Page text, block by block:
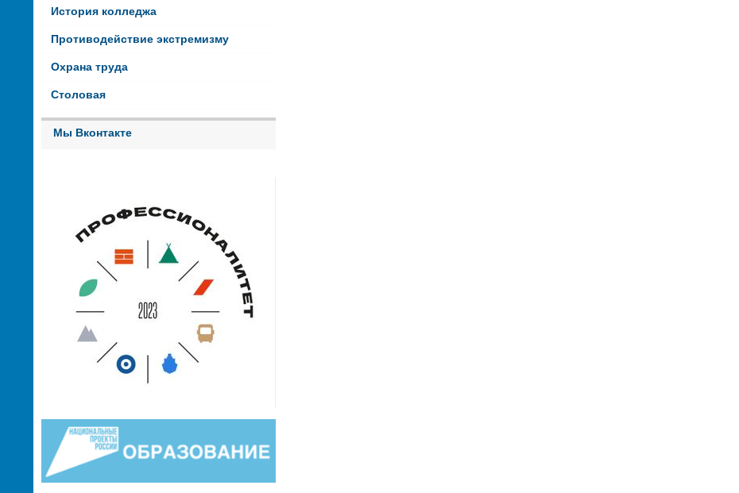
История колледжа
Противодействие экстремизму
Охрана труда
Столовая
Мы Вконтакте